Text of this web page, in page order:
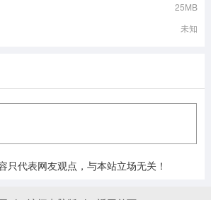
25MB
未知
只代表网友观点，与本站立场无关！